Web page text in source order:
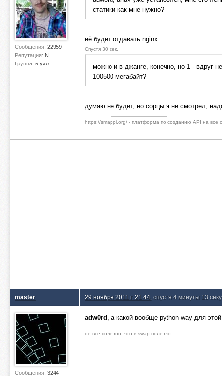
Сообщения: 22959
Репутация: N
Группа: в ухо
статики как мне нужно?
её будет отдавать nginx
Спустя 30 сек.
можно и в джанге, конечно, но 1 - вдруг
100500 мегабайт?
думаю не будет, но сорцы я не смотрел,
https://smappi.org/ - платформа по созданию API на все
master
Сообщения: 3244
29 ноября 2011 г. 21:44 , спустя 4 минуты 13
adw0rd , а какой вообще python-way для
не всё полезно, что в swap полезло